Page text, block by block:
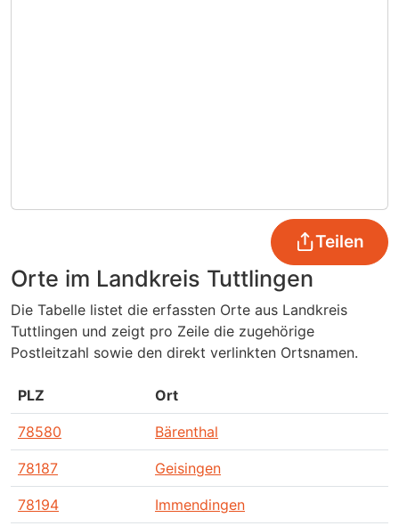
Teilen
Orte im Landkreis Tuttlingen
Die Tabelle listet die erfassten Orte aus Landkreis
Tuttlingen und zeigt pro Zeile die zugehörige
Postleitzahl sowie den direkt verlinkten Ortsnamen.
PLZ Ort
78580 Bärenthal
78187 Geisingen
78194 Immendingen